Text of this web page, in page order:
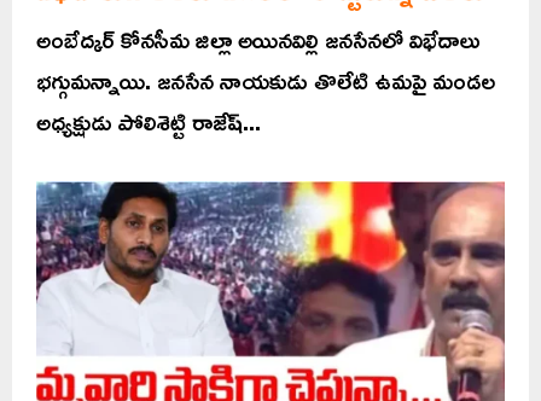
అంబేద్కర్ కోనసీమ జిల్లా అయినవిల్లి జనసేనలో విభేదాలు
భగ్గుమన్నాయి. జనసేన నాయకుడు తొలేటి ఉమపై మండల
అధ్యక్షుడు పోలిశెట్టి రాజేష్...